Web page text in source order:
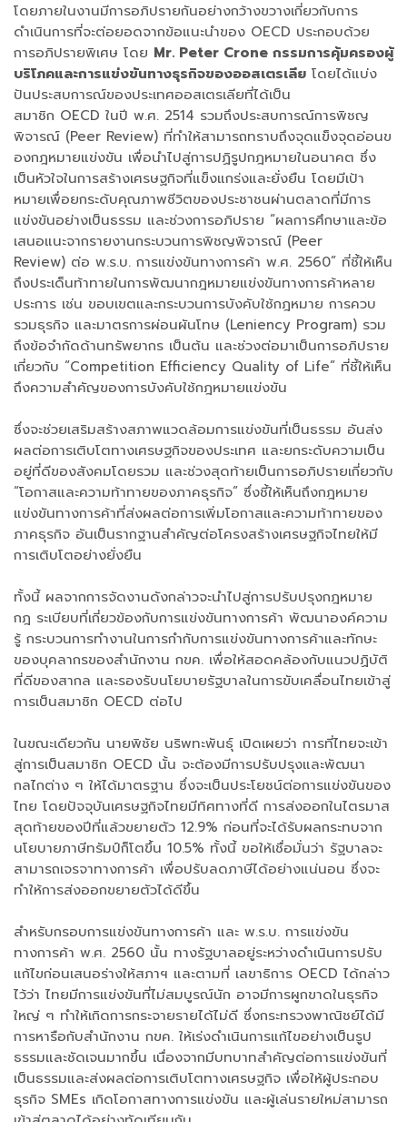
โดยภายในงานมีการอภิปรายกันอย่างกว้างขวางเกี่ยวกับการ
ดำเนินการที่จะต่อยอดจากข้อแนะนำของ OECD ประกอบด้วย
การอภิปรายพิเศษ โดย Mr. Peter Crone กรรมการคุ้มครองผู้
บริโภคและการแข่งขันทางธุรกิจของออสเตรเลีย โดยได้แบ่ง
ปันประสบการณ์ของประเทศออสเตรเลียที่ได้เป็น
สมาชิก OECD ในปี พ.ศ. 2514 รวมถึงประสบการณ์การพิชญ
พิจารณ์ (Peer Review) ที่ทำให้สามารถทราบถึงจุดแข็งจุดอ่อนข
องกฎหมายแข่งขัน เพื่อนำไปสู่การปฏิรูปกฎหมายในอนาคต ซึ่ง
เป็นหัวใจในการสร้างเศรษฐกิจที่แข็งแกร่งและยั่งยืน โดยมีเป้า
หมายเพื่อยกระดับคุณภาพชีวิตของประชาชนผ่านตลาดที่มีการ
แข่งขันอย่างเป็นธรรม และช่วงการอภิปราย “ผลการศึกษาและข้อ
เสนอแนะจากรายงานกระบวนการพิชญพิจารณ์ (Peer
Review) ต่อ พ.ร.บ. การแข่งขันทางการค้า พ.ศ. 2560” ที่ชี้ให้เห็น
ถึงประเด็นท้าทายในการพัฒนากฎหมายแข่งขันทางการค้าหลาย
ประการ เช่น ขอบเขตและกระบวนการบังคับใช้กฎหมาย การควบ
รวมธุรกิจ และมาตรการผ่อนผันโทษ (Leniency Program) รวม
ถึงข้อจำกัดด้านทรัพยากร เป็นต้น และช่วงต่อมาเป็นการอภิปราย
เกี่ยวกับ “Competition Efficiency Quality of Life” ที่ชี้ให้เห็น
ถึงความสำคัญของการบังคับใช้กฎหมายแข่งขัน
ซึ่งจะช่วยเสริมสร้างสภาพแวดล้อมการแข่งขันที่เป็นธรรม อันส่ง
ผลต่อการเติบโตทางเศรษฐกิจของประเทศ และยกระดับความเป็น
อยู่ที่ดีของสังคมโดยรวม และช่วงสุดท้ายเป็นการอภิปรายเกี่ยวกับ
“โอกาสและความท้าทายของภาคธุรกิจ” ซึ่งชี้ให้เห็นถึงกฎหมาย
แข่งขันทางการค้าที่ส่งผลต่อการเพิ่มโอกาสและความท้าทายของ
ภาคธุรกิจ อันเป็นรากฐานสำคัญต่อโครงสร้างเศรษฐกิจไทยให้มี
การเติบโตอย่างยั่งยืน
ทั้งนี้ ผลจากการจัดงานดังกล่าวจะนำไปสู่การปรับปรุงกฎหมาย
กฎ ระเบียบที่เกี่ยวข้องกับการแข่งขันทางการค้า พัฒนาองค์ความ
รู้ กระบวนการทำงานในการกำกับการแข่งขันทางการค้าและทักษะ
ของบุคลากรของสำนักงาน กขค. เพื่อให้สอดคล้องกับแนวปฏิบัติ
ที่ดีของสากล และรองรับนโยบายรัฐบาลในการขับเคลื่อนไทยเข้าสู่
การเป็นสมาชิก OECD ต่อไป
ในขณะเดียวกัน นายพิชัย นริพทะพันธุ์ เปิดเผยว่า การที่ไทยจะเข้า
สู่การเป็นสมาชิก OECD นั้น จะต้องมีการปรับปรุงและพัฒนา
กลไกต่าง ๆ ให้ได้มาตรฐาน ซึ่งจะเป็นประโยชน์ต่อการแข่งขันของ
ไทย โดยปัจจุบันเศรษฐกิจไทยมีทิศทางที่ดี การส่งออกในไตรมาส
สุดท้ายของปีที่แล้วขยายตัว 12.9% ก่อนที่จะได้รับผลกระทบจาก
นโยบายภาษีทรัมป์ก็โตขึ้น 10.5% ทั้งนี้ ขอให้เชื่อมั่นว่า รัฐบาลจะ
สามารถเจรจาทางการค้า เพื่อปรับลดภาษีได้อย่างแน่นอน ซึ่งจะ
ทำให้การส่งออกขยายตัวได้ดีขึ้น
สำหรับกรอบการแข่งขันทางการค้า และ พ.ร.บ. การแข่งขัน
ทางการค้า พ.ศ. 2560 นั้น ทางรัฐบาลอยู่ระหว่างดำเนินการปรับ
แก้ไขก่อนเสนอร่างให้สภาฯ และตามที่ เลขาธิการ OECD ได้กล่าว
ไว้ว่า ไทยมีการแข่งขันที่ไม่สมบูรณ์นัก อาจมีการผูกขาดในธุรกิจ
ใหญ่ ๆ ทำให้เกิดการกระจายรายได้ไม่ดี ซึ่งกระทรวงพาณิชย์ได้มี
การหารือกับสำนักงาน กขค. ให้เร่งดำเนินการแก้ไขอย่างเป็นรูป
ธรรมและชัดเจนมากขึ้น เนื่องจากมีบทบาทสำคัญต่อการแข่งขันที่
เป็นธรรมและส่งผลต่อการเติบโตทางเศรษฐกิจ เพื่อให้ผู้ประกอบ
ธุรกิจ SMEs เกิดโอกาสทางการแข่งขัน และผู้เล่นรายใหม่สามารถ